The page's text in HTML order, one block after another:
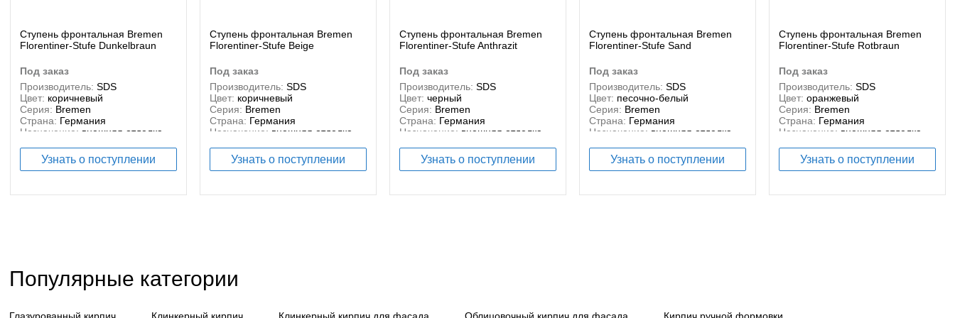
Ступень фронтальная Bremen
Florentiner-Stufe Dunkelbraun
под заказ
Производитель: SDS
Цвет: коричневый
Серия: Bremen
Страна: Германия
Назначение: внешняя отделка,
Материал:
керамика
Тип брусчатки:
Керамическая
Узнать о поступлении
Ступень фронтальная Bremen
Florentiner-Stufe Beige
под заказ
Производитель: SDS
Цвет: коричневый
Серия: Bremen
Страна: Германия
Назначение: внешняя отделка,
Материал:
керамика
Тип брусчатки:
Керамическая
Узнать о поступлении
Ступень фронтальная Bremen
Florentiner-Stufe Anthrazit
под заказ
Производитель: SDS
Цвет: черный
Серия: Bremen
Страна: Германия
Назначение: внешняя отделка,
Материал:
керамика
Тип брусчатки:
Керамическая
Узнать о поступлении
Ступень фронтальная Bremen
Florentiner-Stufe Sand
под заказ
Производитель: SDS
Цвет: песочно-белый
Серия: Bremen
Страна: Германия
Назначение: внешняя отделка,
Материал:
керамика
Тип брусчатки:
Керамическая
Узнать о поступлении
Ступень фронтальная Bremen
Florentiner-Stufe Rotbraun
под заказ
Производитель: SDS
Цвет: оранжевый
Серия: Bremen
Страна: Германия
Назначение: внешняя отделка,
Узнать о поступлении
Популярные категории